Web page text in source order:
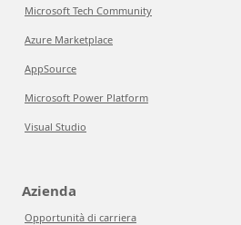
Microsoft Tech Community
Azure Marketplace
AppSource
Microsoft Power Platform
Visual Studio
Azienda
Opportunità di carriera